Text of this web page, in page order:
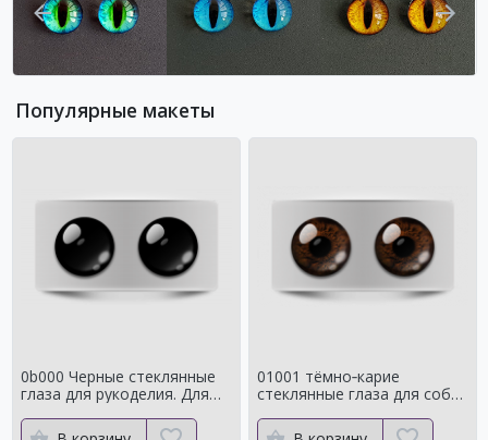
Популярные макеты
0b000 Черные стеклянные
глаза для рукоделия. Для
01001 тёмно‑карие
стеклянные глаза для собак
цвет